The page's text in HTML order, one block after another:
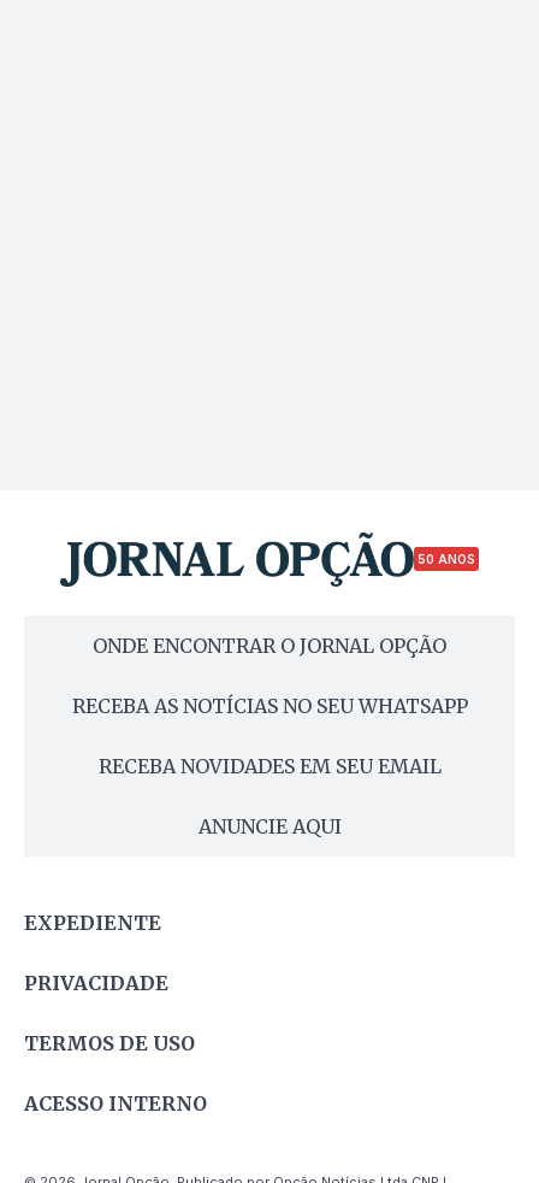
50 ANOS
ONDE ENCONTRAR O JORNAL OPÇÃO
RECEBA AS NOTÍCIAS NO SEU WHATSAPP
RECEBA NOVIDADES EM SEU EMAIL
ANUNCIE AQUI
EXPEDIENTE
PRIVACIDADE
TERMOS DE USO
ACESSO INTERNO